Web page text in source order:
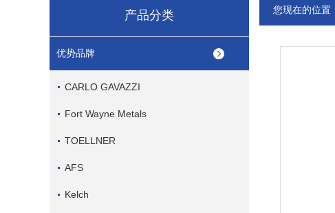
产品分类
优势品牌
CARLO GAVAZZI
Fort Wayne Metals
TOELLNER
AFS
Kelch
您现在的位置